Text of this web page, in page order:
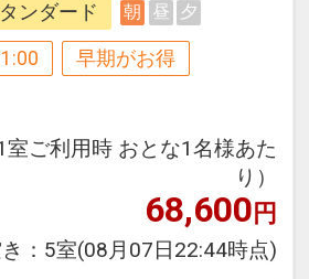
重複はできません。
旅行代金は、カレンダ
ただいた後表示される
確認画面」でご確認くだ
べての日において人数・
プ・食事条件・プラン同
割引適用の条件となりま
の申込がお得】早期申込
す
前までにお申し込みにな
とり様１，０００円引
を過ぎてからの変更（人
タイプ・食事条件・プラ
・泊数の増減等の変更）
ンダード 朝 昼 夕
早期がお得
1室ご利用時 おとな1名様あた
り）
68,600円
： 5室(08月07日22:44時点)